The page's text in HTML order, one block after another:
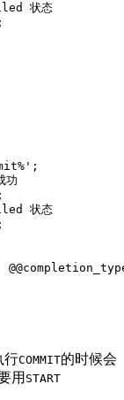
状态
;
功
状态
行COMMIT的时候会
用 START